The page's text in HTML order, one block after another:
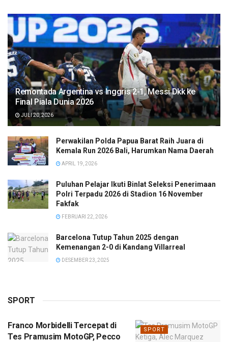
Remontada Argentina vs Inggris 2-1, Messi Dkk ke
Final Piala Dunia 2026
JULI 20, 2026
Perwakilan Polda Papua Barat Raih Juara di
Kemala Run 2026 Bali, Harumkan Nama Daerah
APRIL 19, 2026
Puluhan Pelajar Ikuti Binlat Seleksi Penerimaan
Polri Terpadu 2026 di Stadion 16 November
Fakfak
FEBRUARI 22, 2026
Barcelona Tutup Tahun 2025 dengan
Kemenangan 2-0 di Kandang Villarreal
DESEMBER 23, 2025
SPORT
SPORT
Franco Morbidelli Tercepat di
Tes Pramusim MotoGP, Pecco